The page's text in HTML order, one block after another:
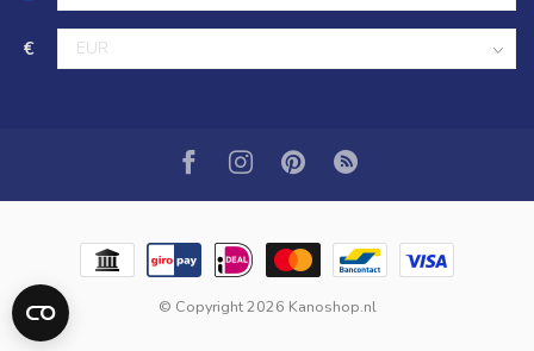
€
© Copyright 2026 Kanoshop.nl